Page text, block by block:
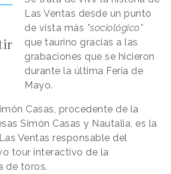
Las Ventas desde un punto
de vista más "sociológico"
que taurino gracias a las
grabaciones que se hicieron
durante la última Feria de
Mayo.
Casas, procedente de la
Simón Casas y Nautalia, es la
Ventas responsable del
tour interactivo de la
de toros.